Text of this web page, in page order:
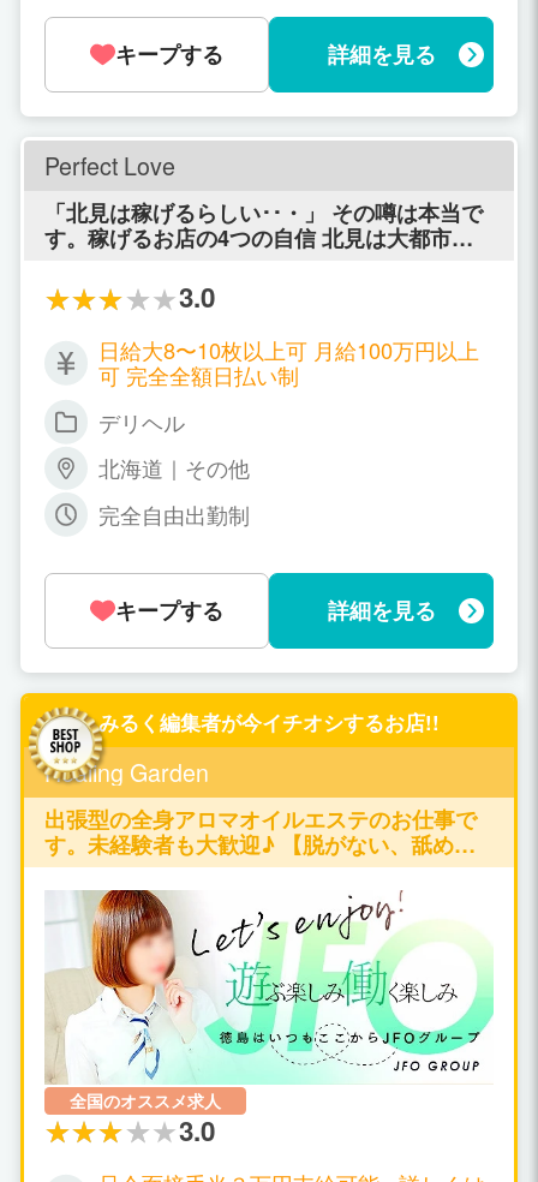
に自分の稼ぎに反映するお店です。 今、札幌
などの都市で仕事をされていて、稼ぎに満足
できていない方、短期でもかまいません。 一
度来ていただければ、道内でも最高峰の稼ぎ
をお約束いたします！ ■事前に、貴女の不安
を相談してください■ 知らない土地に行くの
が不安…。 本当に稼げるの…？ スタッフはど
んな人？ 出稼ぎというのは、やはり不安がつ
きものなのだと思います。 自分の知らない土
地へ、どれくらい稼げるかもわからず、行っ
た先のお店のスタッフがどんな人なのかもわ
からない。 貴女の不安を事前にお店にご相談
ください！ 嘘偽りなど一切なく、できる限り
わかりやすくご説明させていただいた上、貴
女の不安を解消できるように頑張ります！ 勇
気を出して相談してくれた貴女のために、全
力で相談に乗らせていただきます^^ ■中標津
が稼げる理由■ 札幌などの都市は、デリバリ
ーヘルス店が無限に存在し、少ないお客様を
多くのお店で取り合っているというのが現状
です。 8時間出勤して、2、3万円でも『稼げ
存在しないので、お客様の取り合いが存在し
ません。 また、中標津には、北海道最東端の
空港があり、一年中が出張や観光の方で盛り
上がっている事も、当店の集客力がある大き
な理由です。 一度出稼ぎに来ていただけれ
ば、また何度でも来たいと思ってもらえる自
信があります。 まずは、お気軽にお問い合わ
せください^^ ■交通費支給、寮費無料、お金
は必要ありません■ 貴女が負担するお金は一
切ありません。 今すぐにでもお越しいただい
て、即日からお仕事をしていただくことがで
きます！ 急にお金が必要になった方もご安心
ください！ 即日入寮可能な寮をご用意してい
ますし、荷物ひとつでお越しください^^ ■業
界経験豊富なスタッフの存在■ 当店は、業界
経験が10年以上にもなる、女の子第一主義の
店長を中心とした経験豊富なスタッフが独立
し、立ち上げたお店です。 アルバイトのドラ
イバーなどは、一切採用していません。 女の
子の気持ちを一番に考え、女の子を大切にす
ることのできるスタッフのみで運営していま
す。 ■お仕事内容は超ソフトサービス■ お仕事
をしていて、難しい事は何ひとつありませ
ん。 業界未経験の方でも、簡単に覚える事が
す！〕 営業時間12：00～翌2:00の中で
好きな時間でお仕事をしてください！ 貴
女のペースでお仕事をしてくださいね^^
キープする 詳細を見る
Perfect Love
「北見は稼げるらしい･･・」 その噂は本当で
す。稼げるお店の4つの自信 北見は大都市に
て、今、注目を集め始めています。 実は、そ
の噂の元となっているのが当店です。 札幌や
旭川から当店に移籍した女の子が、地元に帰
ったときに友達に話す「北見はスゴい！」 こ
れが噂の元です。 お客様のニーズも高く、お
客様の質も良い、北見でダントツに集客して
いる当店には、働く貴女を応援できる4つの自
信があります。 ■満足がいくまで稼いで頂く
自信あり！ グループ内の広告代理店、マーケ
ティングコンサルタントが総力を挙げて新人
備に自信あり！ 完全個室待機・ＴＶ・家電・
食器・掃除用具に至るまで徹底的に満足でき
る環境を提供！ 何も持たずに来ても明日から
すぐに生活できます。 こちらで、寮・待機ル
ームの写真を公開しています。 ■安心して働
ける環境作りに自信あり！ 完全自由出勤、面
倒な人間関係も全くなし！ 働きたいときに働
きたいだけ出勤してください。 ■あなたにぴ
ったりのお店を見つける自信あり！ 北見
初！！ 脱がない、触らせない、なめないの”３
ない”で高収入も可能 ３０才以上の女性でも高
収入が可能
3.0
日給大8〜10枚以上可 月給100万円以上
可 完全全額日払い制
デリヘル
北海道｜その他
完全自由出勤制
キープする 詳細を見る
みるく編集者が今イチオシするお店!!
Healing Garden
出張型の全身アロマオイルエステのお仕事で
す。未経験者も大歓迎♪ 【脱がない、舐めな
い、触られない】の仕事が可能です♪
全国のオススメ求人
3.0